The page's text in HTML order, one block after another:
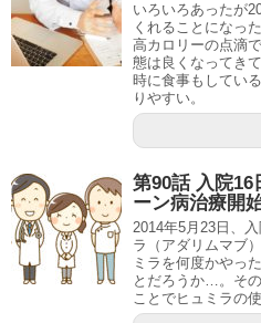
いろいろあったが
くれることになっ
高カロリーの点滴
態は良くなってき
時に食事もしてい
りやすい。
第90話 入院16
ーン病治療開
2014年5月23日、
ラ（アダリムマブ
ミラを何度かやっ
とだろうか…。そ
ことでヒュミラの